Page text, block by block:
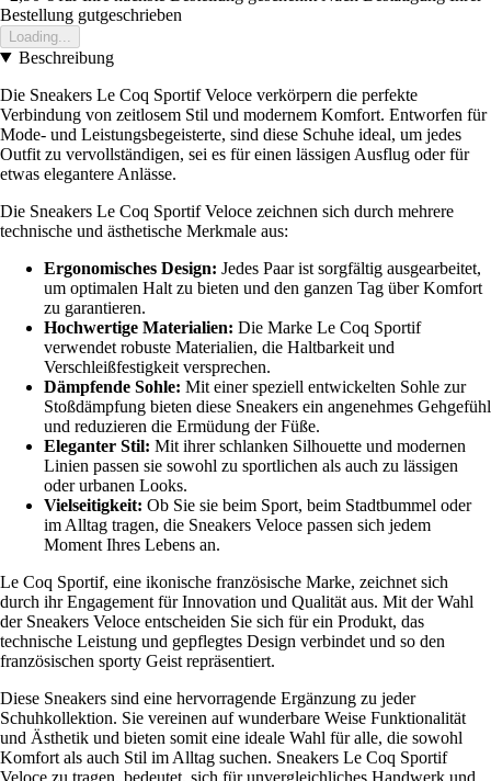
Bestellung gutgeschrieben
Loading...
Beschreibung
Die Sneakers Le Coq Sportif Veloce verkörpern die perfekte
Verbindung von zeitlosem Stil und modernem Komfort. Entworfen für
Mode- und Leistungsbegeisterte, sind diese Schuhe ideal, um jedes
Outfit zu vervollständigen, sei es für einen lässigen Ausflug oder für
etwas elegantere Anlässe.
Die Sneakers Le Coq Sportif Veloce zeichnen sich durch mehrere
technische und ästhetische Merkmale aus:
Ergonomisches Design: Jedes Paar ist sorgfältig ausgearbeitet,
um optimalen Halt zu bieten und den ganzen Tag über Komfort
zu garantieren.
Hochwertige Materialien: Die Marke Le Coq Sportif
verwendet robuste Materialien, die Haltbarkeit und
Verschleißfestigkeit versprechen.
Dämpfende Sohle: Mit einer speziell entwickelten Sohle zur
Stoßdämpfung bieten diese Sneakers ein angenehmes Gehgefühl
und reduzieren die Ermüdung der Füße.
Eleganter Stil: Mit ihrer schlanken Silhouette und modernen
Linien passen sie sowohl zu sportlichen als auch zu lässigen
oder urbanen Looks.
Vielseitigkeit: Ob Sie sie beim Sport, beim Stadtbummel oder
im Alltag tragen, die Sneakers Veloce passen sich jedem
Moment Ihres Lebens an.
Le Coq Sportif, eine ikonische französische Marke, zeichnet sich
durch ihr Engagement für Innovation und Qualität aus. Mit der Wahl
der Sneakers Veloce entscheiden Sie sich für ein Produkt, das
technische Leistung und gepflegtes Design verbindet und so den
französischen sporty Geist repräsentiert.
Diese Sneakers sind eine hervorragende Ergänzung zu jeder
Schuhkollektion. Sie vereinen auf wunderbare Weise Funktionalität
und Ästhetik und bieten somit eine ideale Wahl für alle, die sowohl
Komfort als auch Stil im Alltag suchen. Sneakers Le Coq Sportif
Veloce zu tragen, bedeutet, sich für unvergleichliches Handwerk und